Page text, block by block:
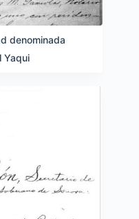
denominada
Yaqui